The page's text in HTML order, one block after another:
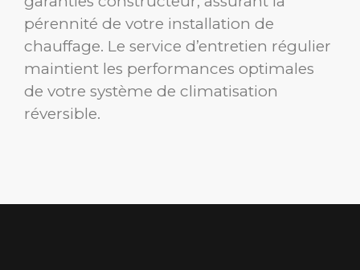
pérennité de votre installation de
chauffage. Le service d’entretien régulier
maintient les performances optimales
de votre système de climatisation
réversible.